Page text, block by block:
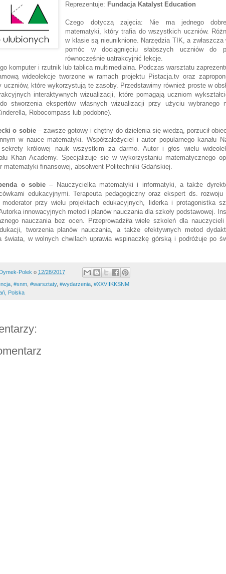
Reprezentuje: Fundacja Katalyst Education
Czego dotyczą zajęcia: Nie ma jednego
matematyki, który trafia do wszystkich uczniów.
w klasie są nieuniknione. Narzędzia TIK, a
pomóc w dociągnięciu słabszych uczniów do
równocześnie uatrakcyjnić lekcje.
komputer i rzutnik lub tablica multimedialna. Podczas warsztatu
wideolekcje tworzone w ramach projektu Pistacja.tv oraz
uczniów, które wykorzystują te zasoby. Przedstawimy również proste w
interaktywnych wizualizacji, które pomagają uczniom
stworzenia ekspertów własnych wizualizacji przy użyciu wybranego
Robocompass lub podobne).
o sobie – zawsze gotowy i chętny do dzielenia się wiedzą, porzucił
w nauce matematyki. Współzałożyciel i autor popularnego kanału
sekrety królowej nauk wszystkim za darmo. Autor i głos wielu
Khan Academy. Specjalizuje się w wykorzystaniu matematycznego
matematyki finansowej, absolwent Politechniki Gdańskiej.
o sobie– Nauczycielka matematyki i informatyki, a także
edukacyjnymi. Terapeuta pedagogiczny oraz ekspert ds. rozwoju
przy wielu projektach edukacyjnych, liderka i protagonistka
innowacyjnych metod i planów nauczania dla szkoły podstawowej.
nauczania bez ocen. Przeprowadziła wiele szkoleń dla
tworzenia planów nauczania, a także efektywnych metod
świata, w wolnych chwilach uprawia wspinaczkę górską i podróżuje po
Polek o 12/28/2017
, #snm, #warsztaty, #wydarzenia, #XXVIIKKSNM
Polska